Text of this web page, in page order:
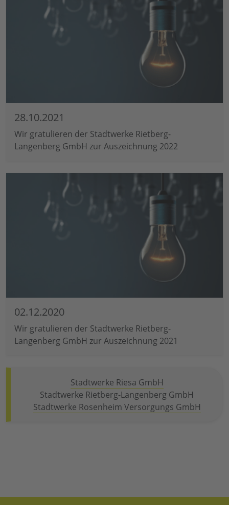
28.10.2021
Wir gratulieren der Stadtwerke Rietberg-
Langenberg GmbH zur Auszeichnung 2022
02.12.2020
Wir gratulieren der Stadtwerke Rietberg-
Langenberg GmbH zur Auszeichnung 2021
Stadtwerke Riesa GmbH
Stadtwerke Rietberg-Langenberg GmbH
Stadtwerke Rosenheim Versorgungs GmbH